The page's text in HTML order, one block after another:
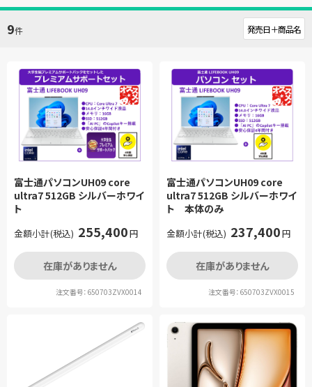
9件
富士通パソコンUH09 core
ultra7 512GB シルバーホワイ
ト
金額小計(税込) 255,400円
在庫がありません
注文番号：650703ZVX0014
富士通パソコンUH09 core
ultra7 512GB シルバーホワイ
ト 本体のみ
金額小計(税込) 237,400円
在庫がありません
注文番号：650703ZVX0015